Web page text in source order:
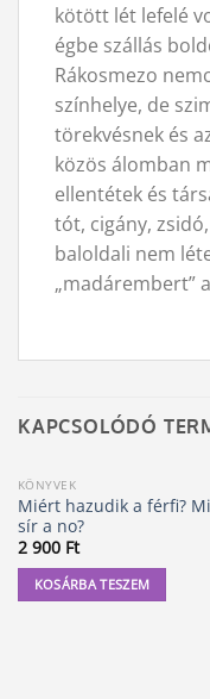
kötött lét lefelé
égbe szállás
Rákosmezo
színhelye, de
törekvésnek és
közös álomban
ellentétek és
tót, cigány,
baloldali nem
„madárembert”
KAPCSOLÓDÓ
KÖNYVEK
Miért hazudik a férfi?
sír a no?
2 900 Ft
KOSÁRBA TESZEM